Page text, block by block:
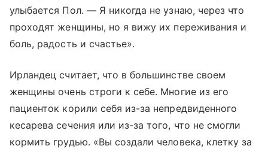
улыбается Пол. — Я никогда не узнаю, через что
проходят женщины, но я вижу их переживания и
боль, радость и счастье».
Ирландец считает, что в большинстве своем
женщины очень строги к себе. Многие из его
пациенток корили себя из-за непредвиденного
кесарева сечения или из-за того, что не смогли
кормить грудью. «Вы создали человека, клетку за